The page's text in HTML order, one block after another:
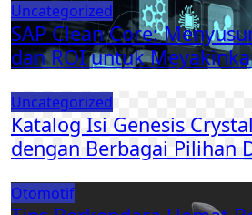
Uncategorized
SAP Clean Core:
dan ROI untuk
Uncategorized
Katalog Isi Genesis
dengan Berbagai Pilihan
Otomotif